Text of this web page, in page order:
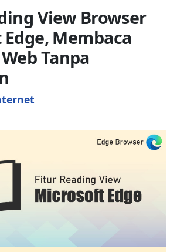
View Browser
Membaca
Tanpa